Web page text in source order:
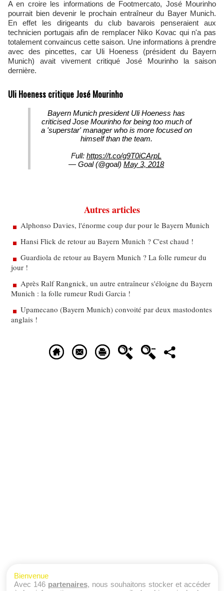
A en croire les informations de Footmercato, José Mourinho
pourrait bien devenir le prochain entraîneur du Bayer Munich.
En effet les dirigeants du club bavarois penseraient aux
technicien portugais afin de remplacer Niko Kovac qui n'a pas
totalement convaincus cette saison. Une informations à prendre
avec des pincettes, car Uli Hoeness (président du Bayern
Munich) avait vivement critiqué José Mourinho la saison
dernière.
Uli Hoeness critique José Mourinho
Bayern Munich president Uli Hoeness has
criticised Jose Mourinho for being too much of
a 'superstar' manager who is more focused on
himself than the team.
Full: https://t.co/g9T0iCArpL
— Goal (@goal) May 3, 2018
Autres articles
Alphonso Davies, l'énorme coup dur pour le Bayern Munich
Hansi Flick de retour au Bayern Munich ? C'est chaud !
Guardiola de retour au Bayern Munich ? La folle rumeur du
jour !
Après Ralf Rangnick, un autre entraîneur s'éloigne du Bayern
Munich : la folle rumeur Rudi Garcia !
Upamecano (Bayern Munich) convoité par deux mastodontes
anglais !
Bienvenue
Avec 146 partenaires, nous souhaitons stocker et accéder